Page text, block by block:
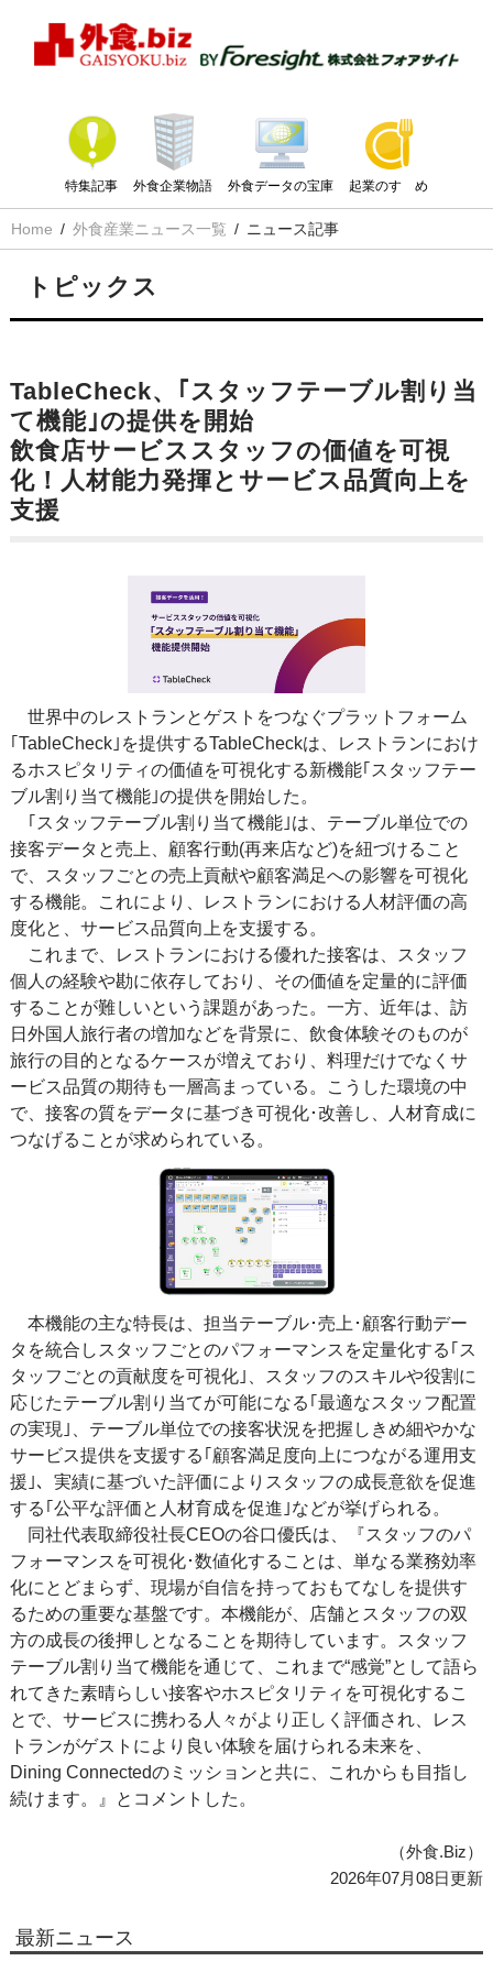
特集記事 外食企業物語 外食データの宝庫 起業のすゝめ
Home 外食産業ニュース一覧 ニュース記事
トピックス
TableCheck、｢スタッフテーブル割り当
て機能｣の提供を開始
飲食店サービススタッフの価値を可視
化！人材能力発揮とサービス品質向上を
支援
世界中のレストランとゲストをつなぐプラットフォーム
｢TableCheck｣を提供するTableCheckは、レストランにおけ
るホスピタリティの価値を可視化する新機能｢スタッフテー
ブル割り当て機能｣の提供を開始した。
｢スタッフテーブル割り当て機能｣は、テーブル単位での
接客データと売上、顧客行動(再来店など)を紐づけること
で、スタッフごとの売上貢献や顧客満足への影響を可視化
する機能。これにより、レストランにおける人材評価の高
度化と、サービス品質向上を支援する。
これまで、レストランにおける優れた接客は、スタッフ
個人の経験や勘に依存しており、その価値を定量的に評価
することが難しいという課題があった。一方、近年は、訪
日外国人旅行者の増加などを背景に、飲食体験そのものが
旅行の目的となるケースが増えており、料理だけでなくサ
ービス品質の期待も一層高まっている。こうした環境の中
で、接客の質をデータに基づき可視化･改善し、人材育成に
つなげることが求められている。
本機能の主な特長は、担当テーブル･売上･顧客行動デー
タを統合しスタッフごとのパフォーマンスを定量化する｢ス
タッフごとの貢献度を可視化｣、スタッフのスキルや役割に
応じたテーブル割り当てが可能になる｢最適なスタッフ配置
の実現｣、テーブル単位での接客状況を把握しきめ細やかな
サービス提供を支援する｢顧客満足度向上につながる運用支
援｣、実績に基づいた評価によりスタッフの成長意欲を促進
する｢公平な評価と人材育成を促進｣などが挙げられる。
同社代表取締役社長CEOの谷口優氏は、『スタッフのパ
フォーマンスを可視化･数値化することは、単なる業務効率
化にとどまらず、現場が自信を持っておもてなしを提供す
るための重要な基盤です。本機能が、店舗とスタッフの双
方の成長の後押しとなることを期待しています。スタッフ
テーブル割り当て機能を通じて、これまで“感覚”として語ら
れてきた素晴らしい接客やホスピタリティを可視化するこ
とで、サービスに携わる人々がより正しく評価され、レス
トランがゲストにより良い体験を届けられる未来を、
Dining Connectedのミッションと共に、これからも目指し
続けます。』とコメントした。
（外食.Biz）
2026年07月08日更新
最新ニュース